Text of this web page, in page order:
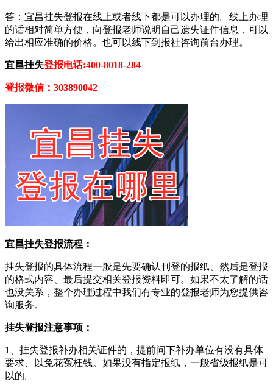
答：宜昌挂失登报在线上或者线下都是可以办理的。线上办理
的话相对简单方便，向登报老师说明自己遗失证件信息，可以
给出相应准确的价格。也可以线下到报社咨询前台办理。
宜昌挂失登报电话:400-8018-284
登报微信：303890042
宜昌挂失登报流程：
挂失登报的具体流程一般是先要确认刊登的报纸、然后是登报
的格式内容、最后提交相关登报资料即可。如果不太了解的话
也没关系，整个办理过程中我们有专业的登报老师为您提供咨
询服务。
挂失登报注意事项：
1、挂失登报补办相关证件的，提前问下补办单位有没有具体
要求、以免花冤枉钱。如果没有指定报纸，一般省级报纸是可
以的。